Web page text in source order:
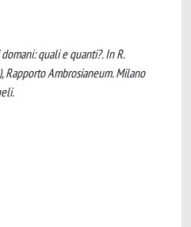
quali e quanti?. In R.
Rapporto Ambrosianeum. Milano